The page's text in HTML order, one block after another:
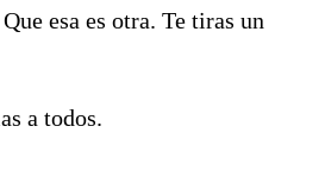
esa es otra. Te tiras un
a todos.